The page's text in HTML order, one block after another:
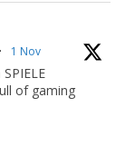
· 1 Nov
of gaming